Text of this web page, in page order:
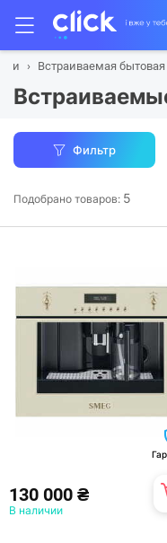
Встраиваемая бытовая
Фильтр
Подобрано товаров: 5
130 000 ₴
В наличии